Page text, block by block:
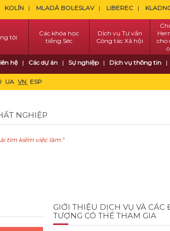
KOLÍN MLADÁ BOLESLAV LIBEREC
tôi
Các khóa học
tiếng Séc
Dịch vụ Tư vấn
Công tác Xã hội
cho
hệ Các dự án Sự nghiệp Dịch vụ thông tin
UA VN ESP
NGHIỆP
tìm kiếm việc làm."
GIỚI THIỆU DỊCH VỤ VÀ CÁC
TƯỢNG CÓ THỂ THAM GIA